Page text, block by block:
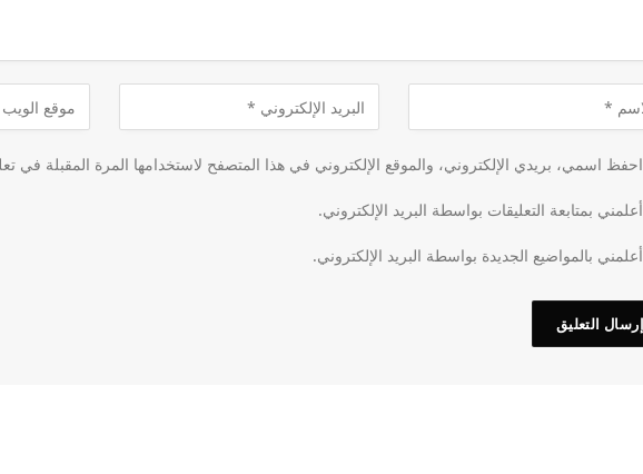
احفظ اسمي، بريدي الإلكتروني، والموقع الإلكتروني في هذا المتصفح لاستخدامها المرة المقبلة في
أعلمني بمتابعة التعليقات بواسطة البريد الإلكتروني.
أعلمني بالمواضيع الجديدة بواسطة البريد الإلكتروني.